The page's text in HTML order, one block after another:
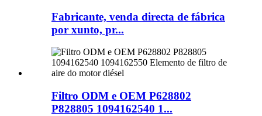
Fabricante, venda directa de fábrica
por xunto, pr...
Filtro ODM e OEM P628802
P828805 1094162540 1...